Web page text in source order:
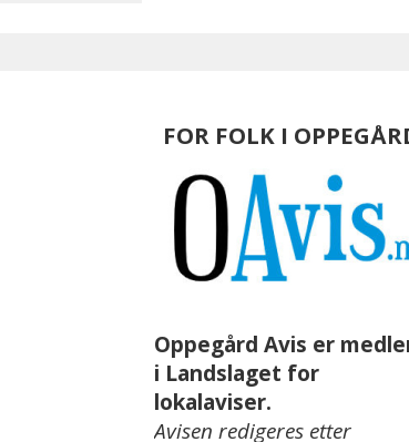
FOR FOLK I
Oppegård Avis er
i Landslaget for
lokalaviser.
Avisen redigeres etter